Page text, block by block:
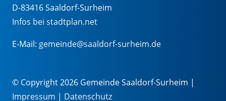
D-83416 Saaldorf-Surheim
Infos bei stadtplan.net
E-Mail: gemeinde@saaldorf-surheim.de
© Copyright 2026 Gemeinde Saaldorf-Surheim |
Impressum | Datenschutz